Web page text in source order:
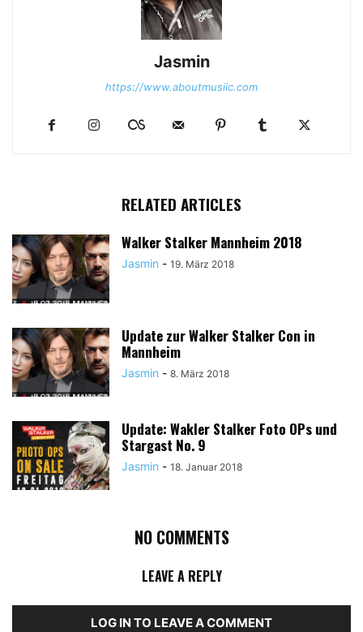
Jasmin
https://www.aboutmusiic.com
RELATED ARTICLES
Walker Stalker Mannheim 2018
Jasmin - 19. März 2018
Update zur Walker Stalker Con in
Mannheim
Jasmin - 8. März 2018
Update: Wakler Stalker Foto OPs und
Stargast No. 9
Jasmin - 18. Januar 2018
NO COMMENTS
LEAVE A REPLY
LOG IN TO LEAVE A COMMENT